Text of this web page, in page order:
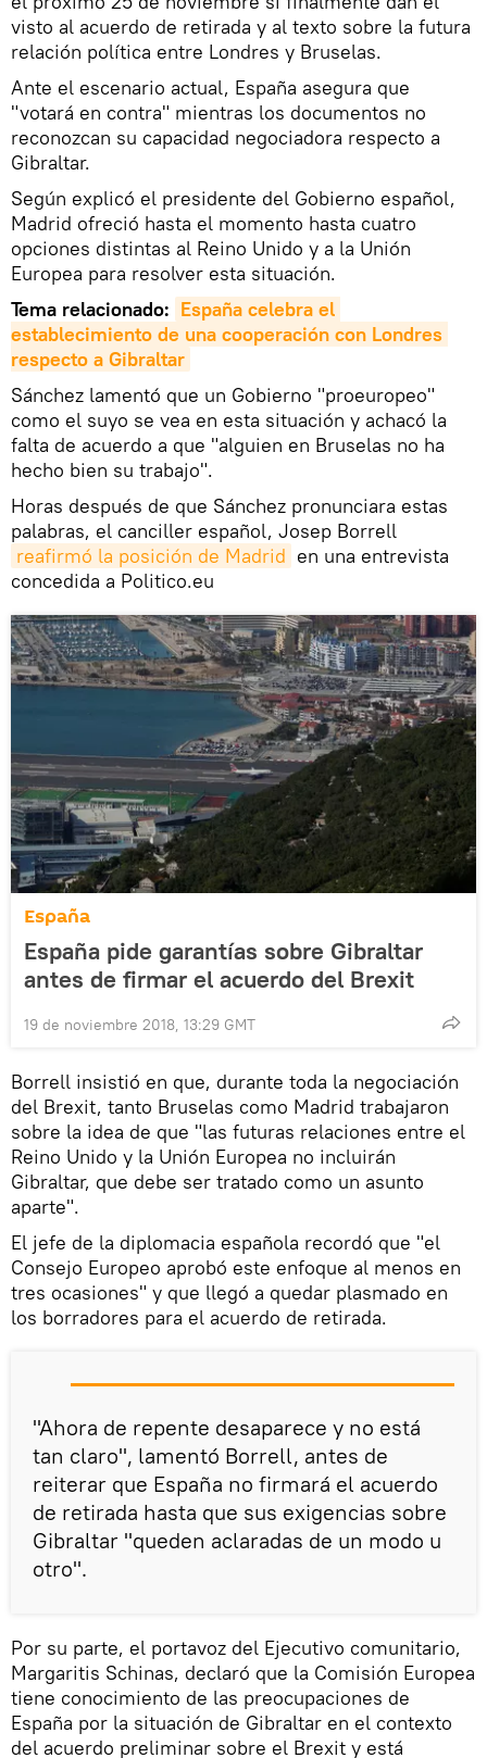
visto al acuerdo de retirada y al texto sobre la futura
relación política entre Londres y Bruselas.
Ante el escenario actual, España asegura que
"votará en contra" mientras los documentos no
reconozcan su capacidad negociadora respecto a
Gibraltar.
Según explicó el presidente del Gobierno español,
Madrid ofreció hasta el momento hasta cuatro
opciones distintas al Reino Unido y a la Unión
Europea para resolver esta situación.
Tema relacionado: España celebra el
establecimiento de una cooperación con Londres
respecto a Gibraltar
Sánchez lamentó que un Gobierno "proeuropeo"
como el suyo se vea en esta situación y achacó la
falta de acuerdo a que "alguien en Bruselas no ha
hecho bien su trabajo".
Horas después de que Sánchez pronunciara estas
palabras, el canciller español, Josep Borrell
reafirmó la posición de Madrid en una entrevista
concedida a Politico.eu
España
España pide garantías sobre Gibraltar
antes de firmar el acuerdo del Brexit
19 de noviembre 2018, 13:29 GMT
Borrell insistió en que, durante toda la negociación
del Brexit, tanto Bruselas como Madrid trabajaron
sobre la idea de que "las futuras relaciones entre el
Reino Unido y la Unión Europea no incluirán
Gibraltar, que debe ser tratado como un asunto
aparte".
El jefe de la diplomacia española recordó que "el
Consejo Europeo aprobó este enfoque al menos en
tres ocasiones" y que llegó a quedar plasmado en
los borradores para el acuerdo de retirada.
"Ahora de repente desaparece y no está
tan claro", lamentó Borrell, antes de
reiterar que España no firmará el acuerdo
de retirada hasta que sus exigencias sobre
Gibraltar "queden aclaradas de un modo u
otro".
Por su parte, el portavoz del Ejecutivo comunitario,
Margaritis Schinas, declaró que la Comisión Europea
tiene conocimiento de las preocupaciones de
España por la situación de Gibraltar en el contexto
del acuerdo preliminar sobre el Brexit y está